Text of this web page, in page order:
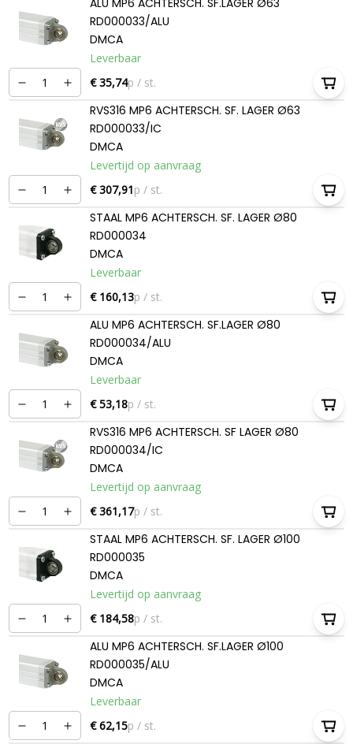
RD000033/ALU
DMCA
Leverbaar
€ 35,74p / st.
RVS316 MP6 ACHTERSCH. SF. LAGER Ø63
RD000033/IC
DMCA
Levertijd op aanvraag
€ 307,91p / st.
STAAL MP6 ACHTERSCH. SF. LAGER Ø80
RD000034
DMCA
Leverbaar
€ 160,13p / st.
ALU MP6 ACHTERSCH. SF.LAGER Ø80
RD000034/ALU
DMCA
Leverbaar
€ 53,18p / st.
RVS316 MP6 ACHTERSCH. SF LAGER Ø80
RD000034/IC
DMCA
Levertijd op aanvraag
€ 361,17p / st.
STAAL MP6 ACHTERSCH. SF. LAGER Ø100
RD000035
DMCA
Levertijd op aanvraag
€ 184,58p / st.
ALU MP6 ACHTERSCH. SF.LAGER Ø100
RD000035/ALU
DMCA
Leverbaar
€ 62,15p / st.